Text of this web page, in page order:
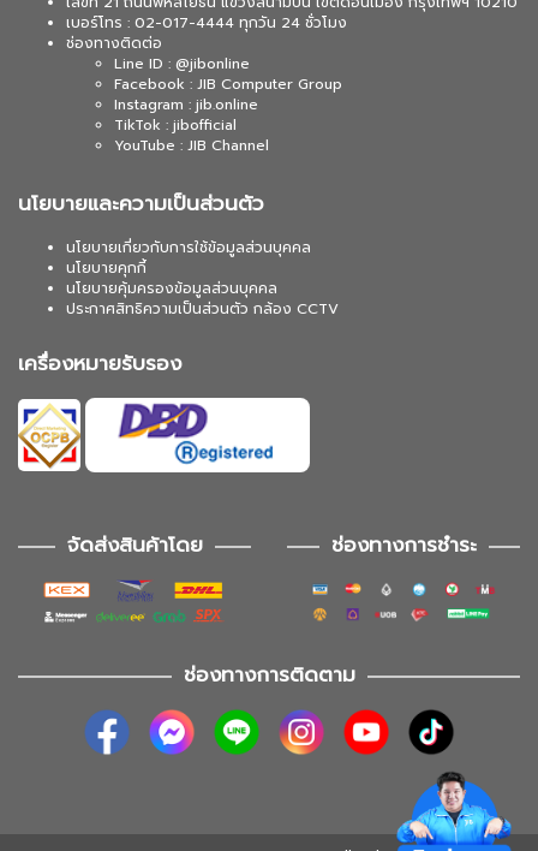
เบอร์โทร : 02-017-4444 ทุกวัน 24 ชั่วโมง
ช่องทางติดต่อ
Line ID : @jibonline
Facebook : JIB Computer Group
Instagram : jib.online
TikTok : jibofficial
YouTube : JIB Channel
นโยบายและความเป็นส่วนตัว
นโยบายเกี่ยวกับการใช้ข้อมูลส่วนบุคคล
นโยบายคุกกี้
นโยบายคุ้มครองข้อมูลส่วนบุคคล
ประกาศสิทธิความเป็นส่วนตัว กล้อง CCTV
เครื่องหมายรับรอง
จัดส่งสินค้าโดย ช่องทางการชำระ
ช่องทางการติดตาม